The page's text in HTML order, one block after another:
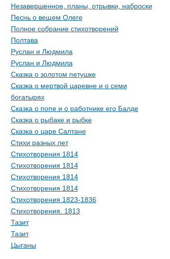
Незавершенное, планы, отрывки, наброски
Песнь о вещем Олеге
Полное собрание стихотворений
Полтава
Руслан и Людмила
Руслан и Людмила
Сказка о золотом петушке
Сказка о мертвой царевне и о семи
богатырях
Сказка о попе и о работнике его Балде
Сказка о рыбаке и рыбке
Сказка о царе Салтане
Стихи разных лет
Стихотворения 1814
Стихотворения 1814
Стихотворения 1814
Стихотворения 1814
Стихотворения 1823-1836
Стихотворения. 1813
Тазит
Тазит
Цыганы